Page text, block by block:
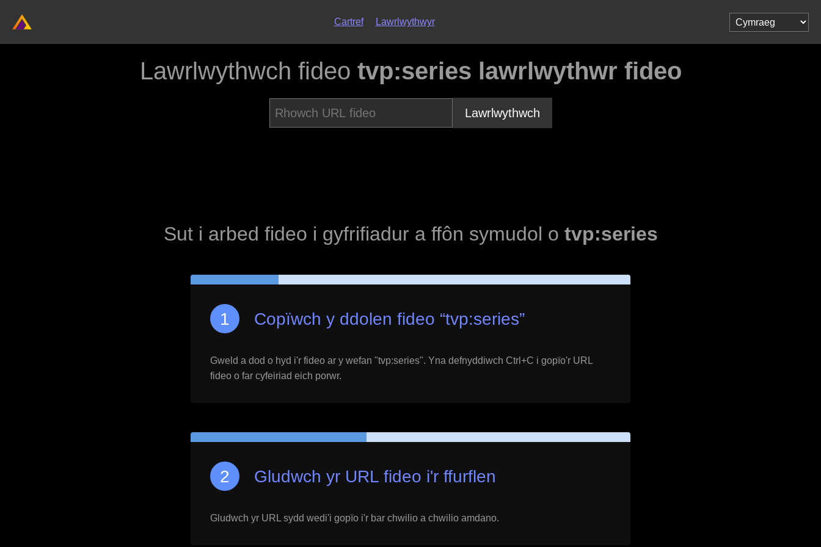
Cartref Lawrlwythwyr
Lawrlwythwch fideo tvp:series lawrlwythwr fideo
Lawrlwythwch
Sut i arbed fideo i gyfrifiadur a ffôn symudol o tvp:series
Copïwch y ddolen fideo “tvp:series”
Gweld a dod o hyd i'r fideo ar y wefan "tvp:series". Yna defnyddiwch Ctrl+C i gopïo'r URL
fideo o far cyfeiriad eich porwr.
Gludwch yr URL fideo i'r ffurflen
Gludwch yr URL sydd wedi'i gopïo i'r bar chwilio a chwilio amdano.